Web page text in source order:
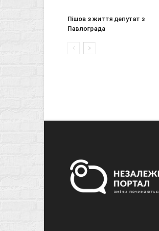
Пішов з життя депутат з
Павлограда